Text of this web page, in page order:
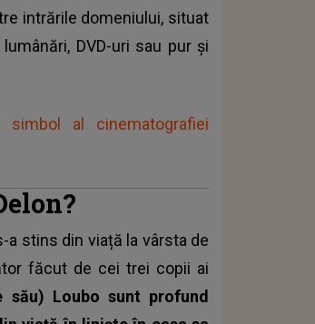
intrările domeniului, situat
DVD-uri sau pur şi
simbol al cinematografiei
a stins din viață la vârsta de
făcut de cei trei copii ai
său) Loubo sunt profund